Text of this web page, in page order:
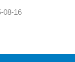
08-16